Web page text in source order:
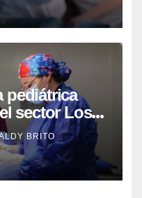
pediátrica
sector Los
BRITO